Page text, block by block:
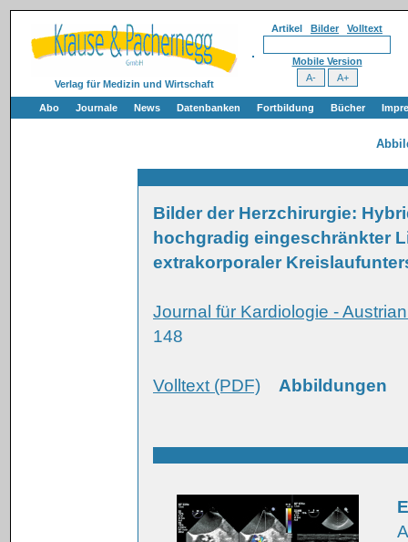
Verlag für Medizin und Wirtschaft
Artikel Bilder Volltext
Mobile Version
Abo Journale News Datenbanken Fortbildung Bücher
Bilder der Herzchirurgie:
hochgradig eingeschränkter
extrakorporaler
Journal für Kardiologie -
148
Volltext (PDF) Abbildungen